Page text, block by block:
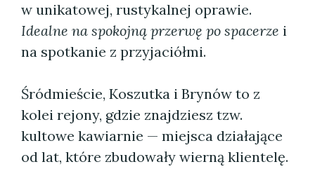
w unikatowej, rustykalnej oprawie.
Idealne na spokojną przerwę po spacerze i
na spotkanie z przyjaciółmi.
Śródmieście, Koszutka i Brynów to z
kolei rejony, gdzie znajdziesz tzw.
kultowe kawiarnie — miejsca działające
od lat, które zbudowały wierną klientelę.